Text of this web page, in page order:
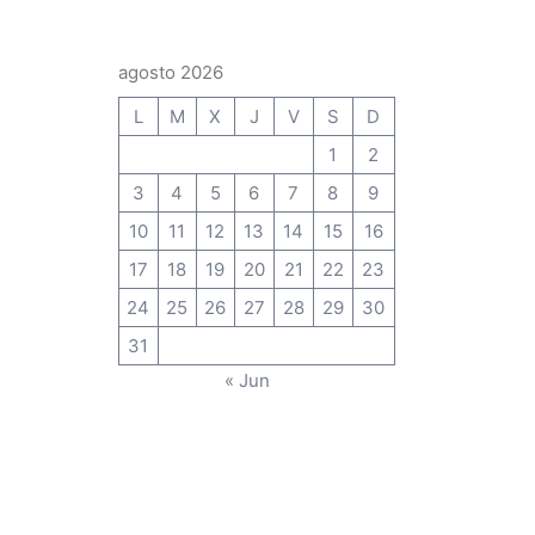
agosto 2026
L
M X J V S
D
1
2
3
4 5 6 7 8
9
10
11 12 13 14 15
16
17
18 19 20 21 22
23
24
25 26 27 28 29
30
31
« Jun